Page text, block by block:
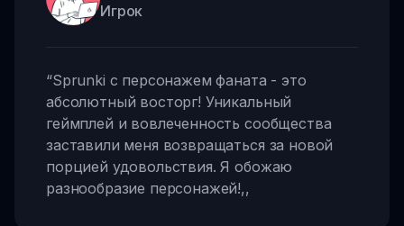
Игрок
“Sprunki с персонажем фаната - это
абсолютный восторг! Уникальный
геймплей и вовлеченность сообщества
заставили меня возвращаться за новой
порцией удовольствия. Я обожаю
разнообразие персонажей!,,